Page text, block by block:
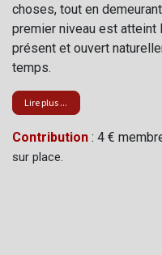
choses, tout en
premier niveau est atteint
présent et ouvert
temps.
Lire plus ...
Contribution : 4 €
sur place.